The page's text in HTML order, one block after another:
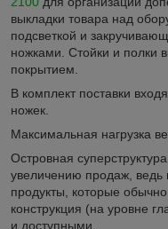
выкладки товара над
подсветкой и
ножками. Стойки и полки
покрытием.
В комплект поставки
ножек.
Максимальная нагрузка
Островная
увеличению продаж, ведь
продукты, которые
конструкция (на уровне
и доступными.